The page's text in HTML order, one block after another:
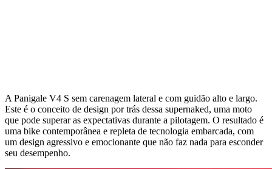
A Panigale V4 S sem carenagem lateral e com guidão alto e largo.
Este é o conceito de design por trás dessa supernaked, uma moto
que pode superar as expectativas durante a pilotagem. O resultado é
uma bike contemporânea e repleta de tecnologia embarcada, com
um design agressivo e emocionante que não faz nada para esconder
seu desempenho.